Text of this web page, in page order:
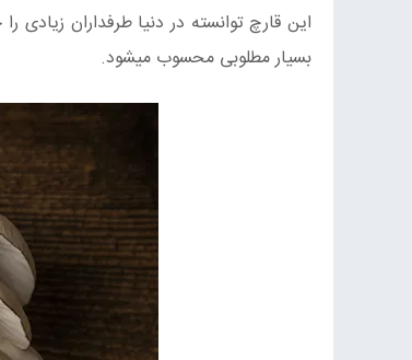
این قارچ توانسته در دنیا طرفداران
بسیار مطلوبی محسوب میشود.